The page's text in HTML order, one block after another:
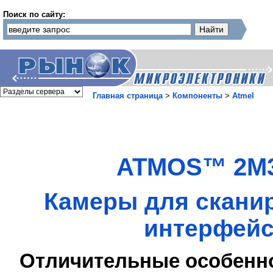
Поиск по сайту:
Главная страница> Компоненты > Atmel
ATMOS™
Камеры для
Отличительные